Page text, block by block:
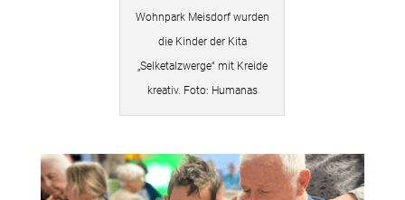
Wohnpark Meisdorf wurden
die Kinder der Kita
„Selketalzwerge“ mit Kreide
kreativ. Foto: Humanas